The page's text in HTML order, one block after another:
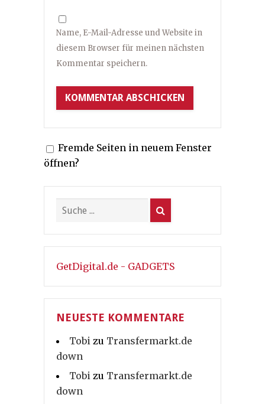
Name, E-Mail-Adresse und Website in
diesem Browser für meinen nächsten
Kommentar speichern.
Fremde Seiten in neuem Fenster
öffnen?
GetDigital.de - GADGETS
NEUESTE KOMMENTARE
Tobi zu Transfermarkt.de
down
Tobi zu Transfermarkt.de
down